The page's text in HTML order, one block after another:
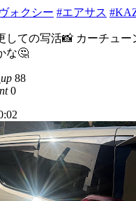
ォクシー #エアサス
しての写活📸 カーチュ
な🤔
88
0